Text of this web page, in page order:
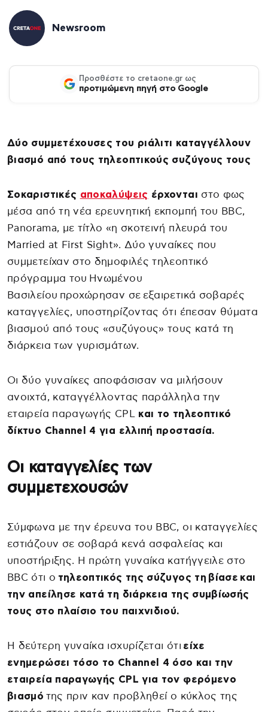
Newsroom
Προσθέστε το cretaone.gr ως
προτιμώμενη πηγή στο Google
Δύο συμμετέχουσες του ριάλιτι καταγγέλλουν
βιασμό από τους τηλεοπτικούς συζύγους τους
Σοκαριστικές αποκαλύψεις έρχονται στο φως
μέσα από τη νέα ερευνητική εκπομπή του BBC,
Panorama, με τίτλο «η σκοτεινή πλευρά του
Married at First Sight». Δύο γυναίκες που
συμμετείχαν στο δημοφιλές τηλεοπτικό
πρόγραμμα του Ηνωμένου
Βασιλείου προχώρησαν σε εξαιρετικά σοβαρές
καταγγελίες, υποστηρίζοντας ότι έπεσαν θύματα
βιασμού από τους «συζύγους» τους κατά τη
διάρκεια των γυρισμάτων.
Οι δύο γυναίκες αποφάσισαν να μιλήσουν
ανοιχτά, καταγγέλλοντας παράλληλα την
εταιρεία παραγωγής CPL και το τηλεοπτικό
δίκτυο Channel 4 για ελλιπή προστασία.
Οι καταγγελίες των
συμμετεχουσών
Σύμφωνα με την έρευνα του BBC, οι καταγγελίες
εστιάζουν σε σοβαρά κενά ασφαλείας και
υποστήριξης. Η πρώτη γυναίκα κατήγγειλε στο
BBC ότι ο τηλεοπτικός της σύζυγος τη βίασε και
την απείλησε κατά τη διάρκεια της συμβίωσής
τους στο πλαίσιο του παιχνιδιού.
Η δεύτερη γυναίκα ισχυρίζεται ότι είχε
ενημερώσει τόσο το Channel 4 όσο και την
εταιρεία παραγωγής CPL για τον φερόμενο
βιασμό της πριν καν προβληθεί ο κύκλος της